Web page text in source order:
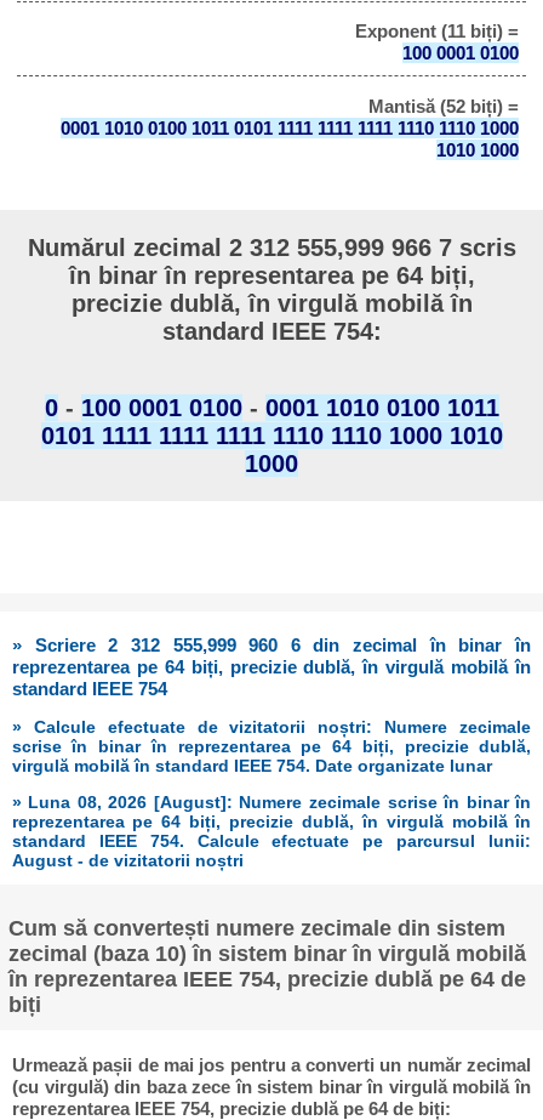
Exponent (11 biți) =
100 0001 0100
Mantisă (52 biți) =
0001 1010 0100 1011 0101 1111 1111 1111 1110 1110 1000
1010 1000
Numărul zecimal 2 312 555,999 966 7 scris
în binar în representarea pe 64 biți,
precizie dublă, în virgulă mobilă în
standard IEEE 754:
0- 100 0001 0100- 0001 1010 0100 1011
0101 1111 1111 1111 1110 1110 1000 1010
1000
» Scriere 2 312 555,999 960 6 din zecimal în binar în
reprezentarea pe 64 biți, precizie dublă, în virgulă mobilă în
standard IEEE 754
» Calcule efectuate de vizitatorii noștri: Numere zecimale
scrise în binar în reprezentarea pe 64 biți, precizie dublă,
virgulă mobilă în standard IEEE 754. Date organizate lunar
» Luna 08, 2026 [August]: Numere zecimale scrise în binar în
reprezentarea pe 64 biți, precizie dublă, în virgulă mobilă în
standard IEEE 754. Calcule efectuate pe parcursul lunii:
August - de vizitatorii noștri
Cum să convertești numere zecimale din sistem
zecimal (baza 10) în sistem binar în virgulă mobilă
în reprezentarea IEEE 754, precizie dublă pe 64 de
biți
Urmează pașii de mai jos pentru a converti un număr zecimal
(cu virgulă) din baza zece în sistem binar în virgulă mobilă în
reprezentarea IEEE 754, precizie dublă pe 64 de biți: